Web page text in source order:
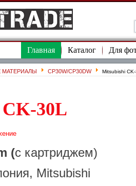
Главная Каталог Для
МАТЕРИАЛЫ CP30W/CP30DW Mitsubishi
30L
(с картриджем)
Mitsubishi